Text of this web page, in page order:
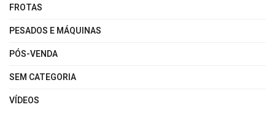
FROTAS
PESADOS E MÁQUINAS
PÓS-VENDA
SEM CATEGORIA
VÍDEOS